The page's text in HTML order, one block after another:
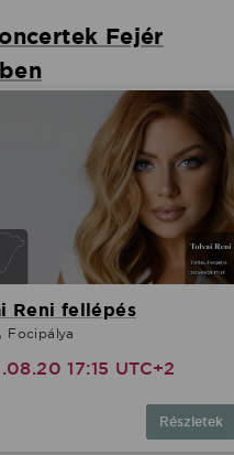
Fejér
Reni fellépés
Focipálya
17:15 UTC+2
Részletek